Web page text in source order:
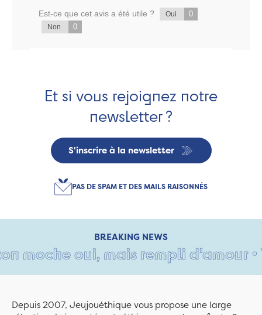
Est-ce que cet avis a été utile ? Oui 0
Non 0
Et si vous rejoignez notre
newsletter ?
S'inscrire à la newsletter
PAS DE SPAM ET DES MAILS RAISONNÉS
BREAKING NEWS
oui, mais rempli d'amour •
Depuis 2007, Jeujouéthique vous propose une large